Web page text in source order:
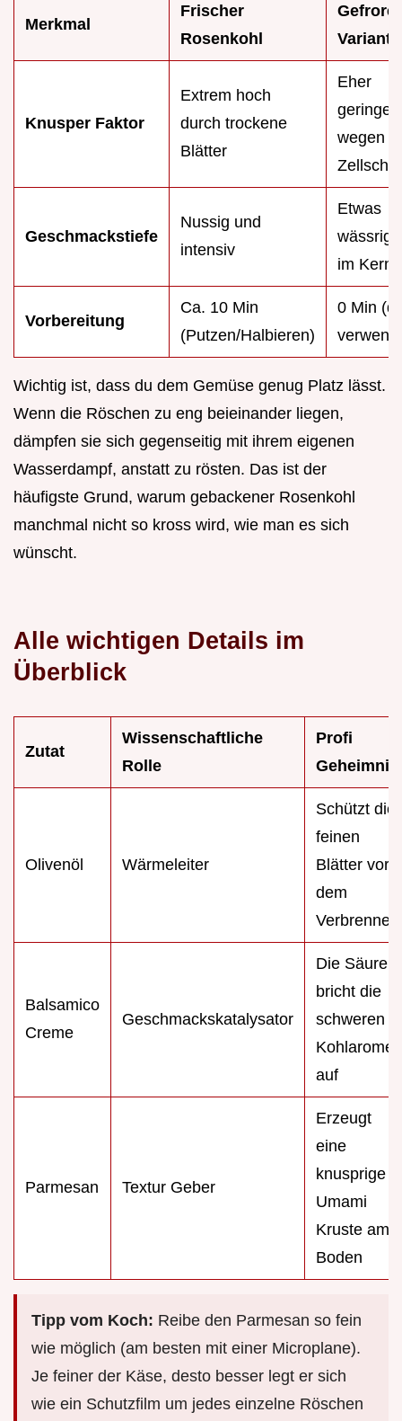
Merkmal
Frischer
Rosenkohl
Variante
Knusper Faktor
Extrem hoch
durch trockene
Blätter
Eher
geringer
wegen
Geschmackstiefe
Nussig und
intensiv
Etwas
im Kern
Vorbereitung
Ca. 10 Min
(Putzen/Halbieren)
0 Min
Wichtig ist, dass du dem Gemüse genug Platz lässt.
Wenn die Röschen zu eng beieinander liegen,
dämpfen sie sich gegenseitig mit ihrem eigenen
Wasserdampf, anstatt zu rösten. Das ist der
häufigste Grund, warum gebackener Rosenkohl
manchmal nicht so kross wird, wie man es sich
wünscht.
Alle wichtigen Details im
Überblick
Zutat
Wissenschaftliche
Rolle
Profi
Geheimnis
Olivenöl Wärmeleiter
Schützt die
feinen
Blätter vor
dem
Verbrennen
Balsamico
Creme
Geschmackskatalysator
Die Säure
bricht die
schweren
Kohlaromen
auf
Parmesan Textur Geber
Erzeugt
eine
knusprige
Umami
Kruste am
Boden
Tipp vom Koch: Reibe den Parmesan so fein
wie möglich (am besten mit einer Microplane).
Je feiner der Käse, desto besser legt er sich
wie ein Schutzfilm um jedes einzelne Röschen